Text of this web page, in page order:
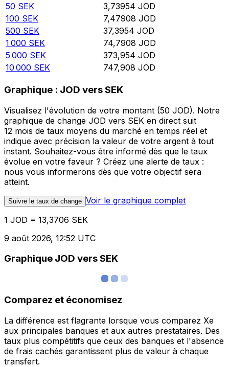
50 SEK 3,73954 JOD
100 SEK 7,47908 JOD
500 SEK 37,3954 JOD
1 000 SEK 74,7908 JOD
5 000 SEK 373,954 JOD
10 000 SEK 747,908 JOD
Graphique : JOD vers SEK
Visualisez l'évolution de votre montant (50 JOD). Notre
graphique de change JOD vers SEK en direct suit
12 mois de taux moyens du marché en temps réel et
indique avec précision la valeur de votre argent à tout
instant. Souhaitez-vous être informé dès que le taux
évolue en votre faveur ? Créez une alerte de taux :
nous vous informerons dès que votre objectif sera
atteint.
Suivre le taux de change Voir le graphique complet
1 JOD = 13,3706 SEK
9 août 2026, 12:52 UTC
Graphique JOD vers SEK
Comparez et économisez
La différence est flagrante lorsque vous comparez Xe
aux principales banques et aux autres prestataires. Des
taux plus compétitifs que ceux des banques et l'absence
de frais cachés garantissent plus de valeur à chaque
transfert.